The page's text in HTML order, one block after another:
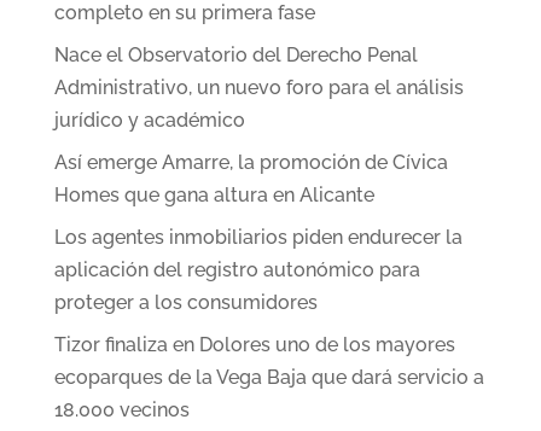
completo en su primera fase
Nace el Observatorio del Derecho Penal
Administrativo, un nuevo foro para el análisis
jurídico y académico
Así emerge Amarre, la promoción de Cívica
Homes que gana altura en Alicante
Los agentes inmobiliarios piden endurecer la
aplicación del registro autonómico para
proteger a los consumidores
Tizor finaliza en Dolores uno de los mayores
ecoparques de la Vega Baja que dará servicio a
18.000 vecinos